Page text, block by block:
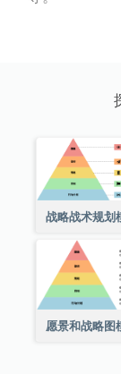
战略战术规划
愿景和战略图